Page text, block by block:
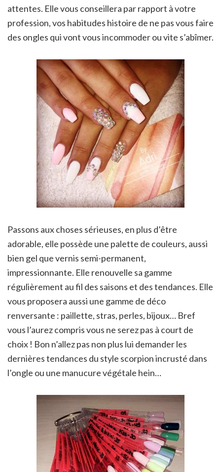
attentes. Elle vous conseillera par rapport à votre
profession, vos habitudes histoire de ne pas vous faire
des ongles qui vont vous incommoder ou vite s’abîmer.
Passons aux choses sérieuses, en plus d’être
adorable, elle possède une palette de couleurs, aussi
bien gel que vernis semi-permanent,
impressionnante. Elle renouvelle sa gamme
régulièrement au fil des saisons et des tendances. Elle
vous proposera aussi une gamme de déco
renversante : paillette, stras, perles, bijoux… Bref
vous l’aurez compris vous ne serez pas à court de
choix ! Bon n’allez pas non plus lui demander les
dernières tendances du style scorpion incrusté dans
l’ongle ou une manucure végétale hein…